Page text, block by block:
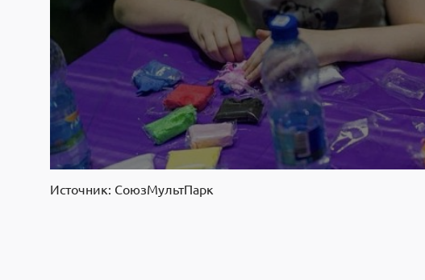
Источник: СоюзМультПарк